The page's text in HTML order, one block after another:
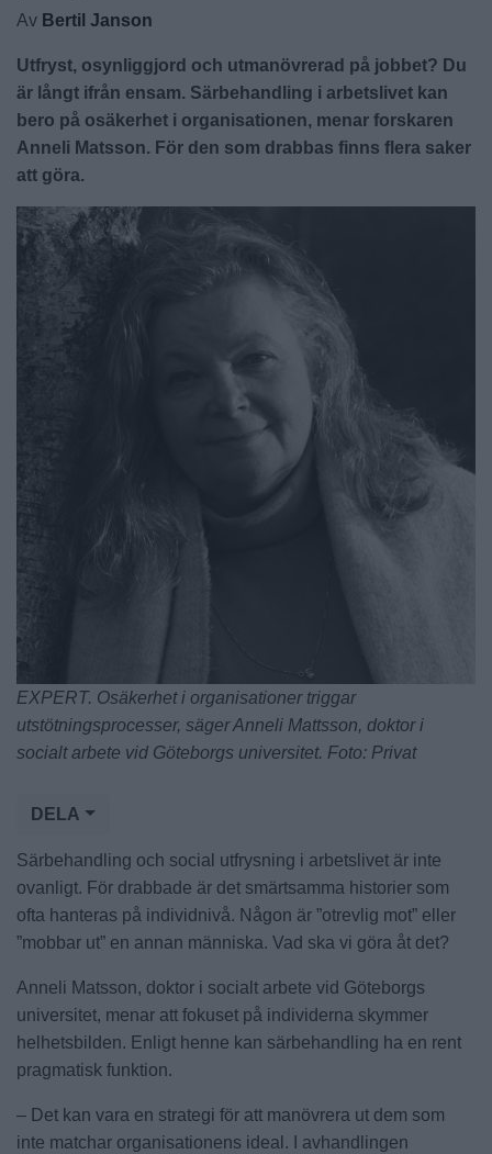
Av Bertil Janson
Utfryst, osynliggjord och utmanövrerad på jobbet? Du
är långt ifrån ensam. Särbehandling i arbetslivet kan
bero på osäkerhet i organisationen, menar forskaren
Anneli Matsson. För den som drabbas finns flera saker
att göra.
EXPERT. Osäkerhet i organisationer triggar
utstötningsprocesser, säger Anneli Mattsson, doktor i
socialt arbete vid Göteborgs universitet. Foto: Privat
DELA
Särbehandling och social utfrysning i arbetslivet är inte
ovanligt. För drabbade är det smärtsamma historier som
ofta hanteras på individnivå. Någon är ”otrevlig mot” eller
”mobbar ut” en annan människa. Vad ska vi göra åt det?
Anneli Matsson, doktor i socialt arbete vid Göteborgs
universitet, menar att fokuset på individerna skymmer
helhetsbilden. Enligt henne kan särbehandling ha en rent
pragmatisk funktion.
– Det kan vara en strategi för att manövrera ut dem som
inte matchar organisationens ideal. I avhandlingen